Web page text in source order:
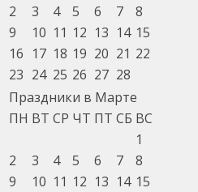
2
3 4 5 6 7
8
9
10 11 12 13 14 15
16 17 18 19 20 21 22
23 24 25 26 27 28
Праздники в Марте
ПН ВТ СР ЧТ ПТ СБ ВС
1
2
3 4 5 6 7
8
9
10 11 12 13 14 15